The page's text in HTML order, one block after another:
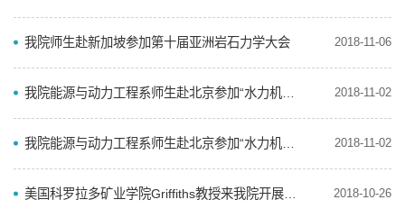
我院师生赴新加坡参加第十届亚洲岩石力学大会 2018-11-06
2018-11-02
2018-11-02
2018-10-26